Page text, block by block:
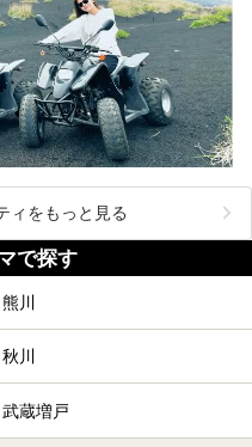
ィをもっと見る
で探す
熊川
秋川
武蔵増戸